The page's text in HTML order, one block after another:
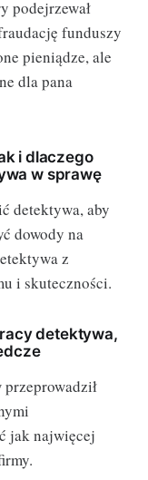
podejrzewał
funduszy
pieniądze, ale
dla pana
i dlaczego
w sprawę
detektywa, aby
dowody na
z
i skuteczności.
detektywa,
jak najwięcej